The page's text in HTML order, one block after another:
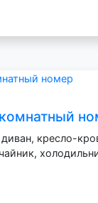
кресло-